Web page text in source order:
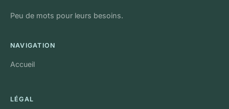
Peu de mots pour leurs besoins.
NAVIGATION
Accueil
LÉGAL